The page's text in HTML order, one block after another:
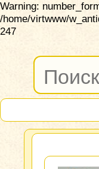
Warning:
/home/virtwww/
247